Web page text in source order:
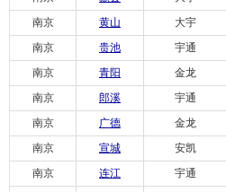
南京
黄山 大宇
南京
贵池 宇通
南京
青阳 金龙
南京
郎溪 宇通
南京
广德 金龙
南京
宣城 安凯
南京
连江 宇通